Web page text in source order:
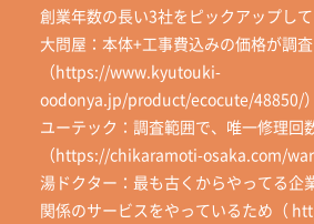
創業年数の長い3社をピックアップして
大問屋：本体+工事費込みの価格が調
（https://www.kyutouki-
oodonya.jp/product/ecocute/48850/）
ユーテック：調査範囲で、唯一修理回
（https://chikaramoti-osaka.com/
湯ドクター：最も古くからやってる企
関係のサービスをやっているため（